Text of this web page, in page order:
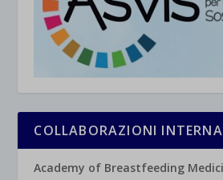
COLLABORAZIONI
Academy of Breastfeeding